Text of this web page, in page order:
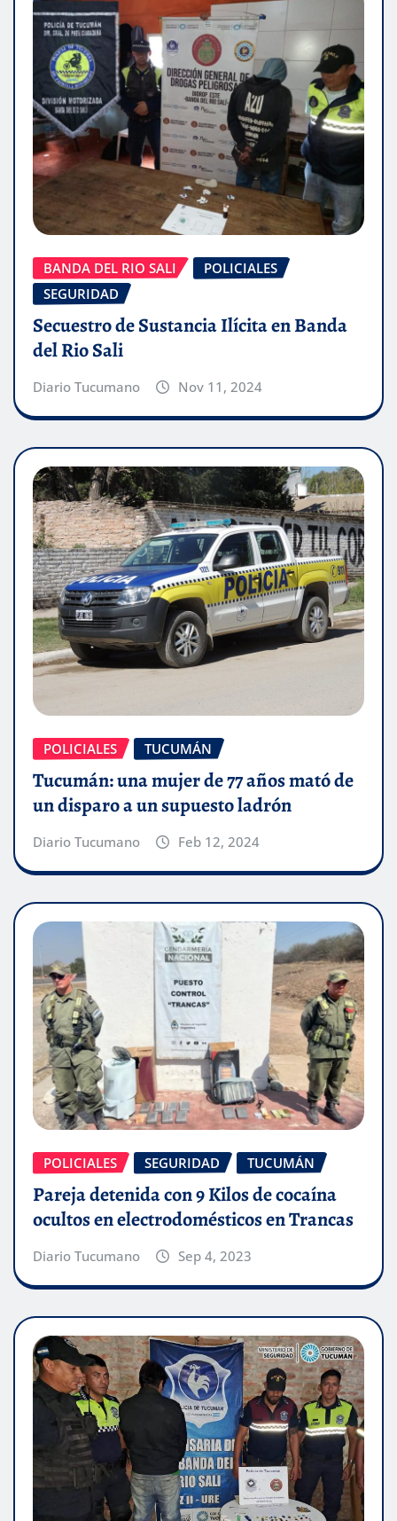
BANDA DEL RIO SALI
POLICIALES
SEGURIDAD
Secuestro de Sustancia Ilícita en Banda
del Rio Sali
Diario Tucumano Nov 11, 2024
POLICIALES TUCUMÁN
Tucumán: una mujer de 77 años mató de
un disparo a un supuesto ladrón
Diario Tucumano Feb 12, 2024
POLICIALES SEGURIDAD TUCUMÁN
Pareja detenida con 9 Kilos de cocaína
ocultos en electrodomésticos en Trancas
Diario Tucumano Sep 4, 2023